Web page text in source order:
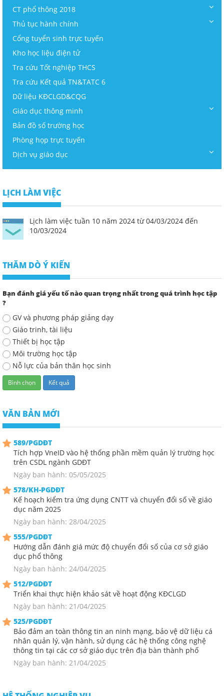
CT phổ thông 2018
Thủ tục hành chính
Cổng tuyển sinh trực tuyến
Kho học liệu điện tử
Tra cứu Tốt nghiệp THCS
Tra cứu Kết quả TN&TATC 6
Dữ liệu KĐCLGD&CQG
Giáo dục thông minh
Bản đồ số trường học
Phòng họp trực tuyến
Dịch vụ giáo dục
LỊCH LÀM VIỆC
Lịch làm việc tuần 10 năm 2024 từ 04/03/2024 đến
10/03/2024
THĂM DÒ Ý KIẾN
Bạn đánh giá yếu tố nào quan trọng nhất trong quá trình học tập
?
GV và phương pháp giảng dạy
Giáo trinh, tài liệu
Thiết bị học tập
Môi trường học tập
Nỗ lực của bản thân học sinh
VĂN BẢN MỚI
589/PGDĐT
Tích hợp VneID vào hệ thống phần mềm quản lý trường học
trên CSDL ngành GDĐT
Ngày ban hành: 05/05/2025
578/KH-PGDĐT
Kế hoạch kiểm tra ứng dụng CNTT và chuyển đổi số về giáo
dục năm 2025
Ngày ban hành: 28/04/2025
555/PGDĐT
Hướng dẫn đánh giá mức độ chuyển đổi số của cơ sở giáo
dục phổ thông
Ngày ban hành: 24/04/2025
512/PGDĐT
Triển khai thực hiện khảo sát về hoạt động KĐCLGD
Ngày ban hành: 21/04/2025
525/PGDĐT
Bảo đảm an toàn thông tin an ninh mạng, bảo vệ dữ liệu cá
nhân quản lý, vận hành, sử dụng các hệ thống công nghệ
thông tin tại các cơ sở giáo dục trên địa bàn thành phố
Ngày ban hành: 21/04/2025